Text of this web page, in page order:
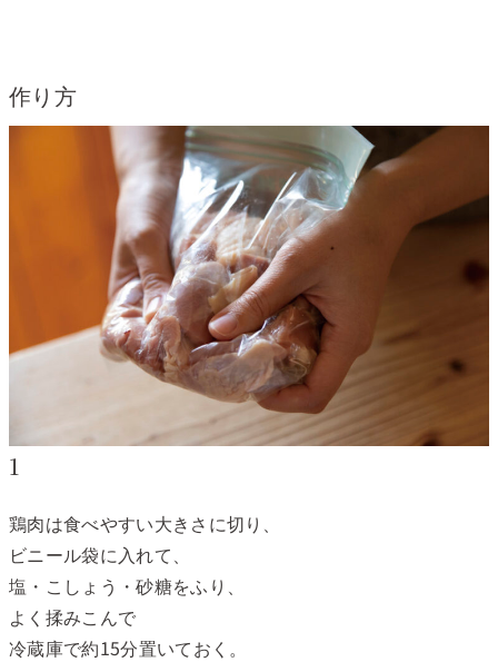
作り方
1
鶏肉は食べやすい大きさに切り、
ビニール袋に入れて、
塩・こしょう・砂糖をふり、
よく揉みこんで
冷蔵庫で約15分置いておく。